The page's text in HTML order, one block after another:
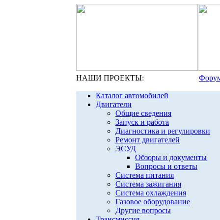
НАШИ ПРОЕКТЫ:
Каталог автомобилей
Двигатели
Общие сведения
Запуск и работа
Диагностика и регулировки
Ремонт двигателей
ЭСУД
Обзоры и документы
Вопросы и ответы
Система питания
Система зажигания
Система охлаждения
Газовое оборудование
Другие вопросы